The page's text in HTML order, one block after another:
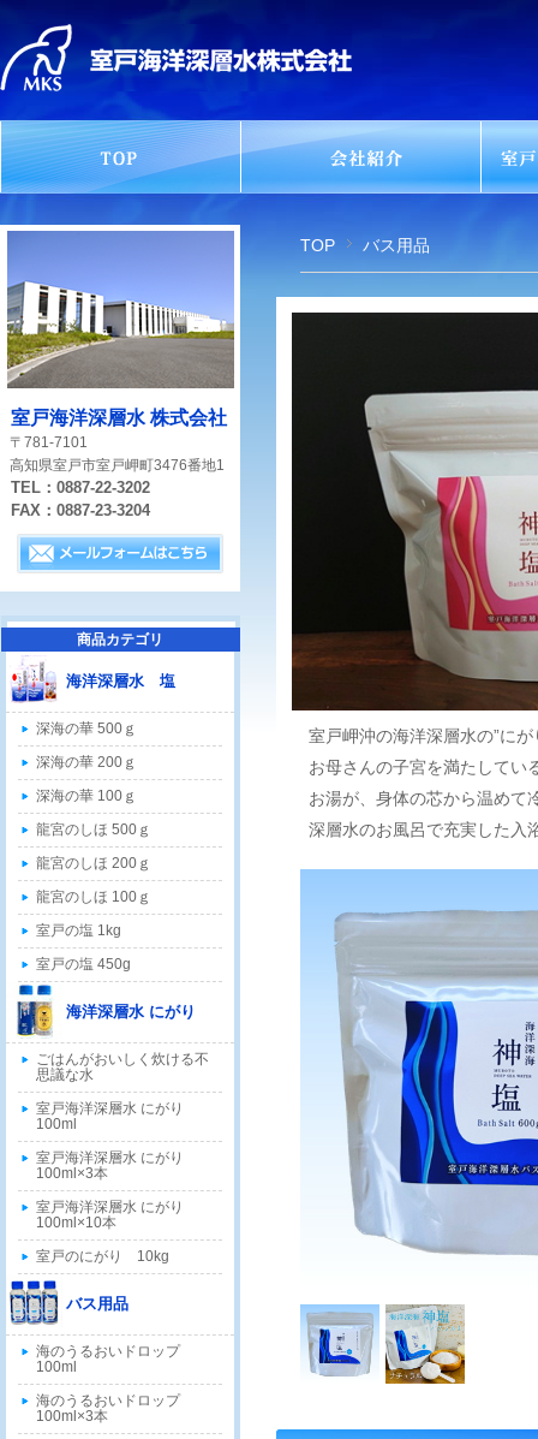
TOP バス用品
室戸岬沖の海洋深層水の”にが
お母さんの子宮を満たしてい
お湯が、身体の芯から温めて
深層水のお風呂で充実した入
室戸海洋深層水 株式会社
〒781-7101
高知県室戸市室戸岬町3476番地1
TEL：0887-22-3202
FAX：0887-23-3204
商品カテゴリ
海洋深層水 塩
深海の華 500ｇ
深海の華 200ｇ
深海の華 100ｇ
龍宮のしほ 500ｇ
龍宮のしほ 200ｇ
龍宮のしほ 100ｇ
室戸の塩 1kg
室戸の塩 450g
海洋深層水 にがり
ごはんがおいしく炊ける不
思議な水
室戸海洋深層水 にがり
100ml
室戸海洋深層水 にがり
100ml×3本
室戸海洋深層水 にがり
100ml×10本
室戸のにがり 10kg
バス用品
海のうるおいドロップ
100ml
海のうるおいドロップ
100ml×3本